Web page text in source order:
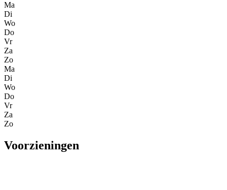
Ma
Di
Wo
Do
Vr
Za
Zo
Ma
Di
Wo
Do
Vr
Za
Zo
Voorzieningen